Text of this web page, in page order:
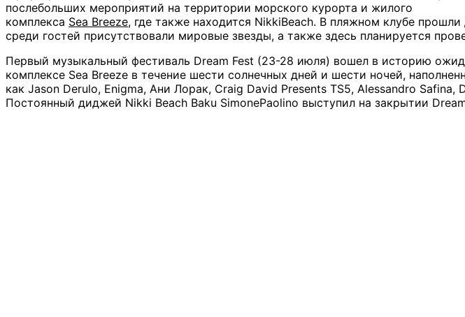
послебольших мероприятий на территории морского курорта и жилого
комплекса Sea Breeze, где также находится NikkiBeach. В пляжном клубе
среди гостей присутствовали мировые звезды, а также здесь планируется
Первый музыкальный фестиваль Dream Fest (23-28 июля) вошел в историю
комплексе Sea Breeze в течение шести солнечных дней и шести ночей,
как Jason Derulo, Enigma, Ани Лорак, Craig David Presents TS5, Alessandro
Постоянный диджей Nikki Beach Baku SimonePaolino выступил на закрытии